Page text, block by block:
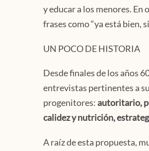
y educar a los menores.
frases como “ya está bien,
UN POCO DE HISTORIA
Desde finales de los años
entrevistas pertinentes a
progenitores: autoritario,
calidez y nutrición,
A raíz de esta propuesta,